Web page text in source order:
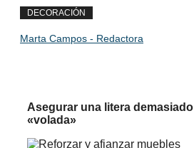
DECORACIÓN
Marta Campos - Redactora
Asegurar una litera demasiado
«volada»